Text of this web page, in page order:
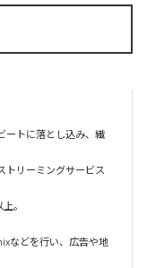
ートに落とし込み、繊
トリーミングサービス
。
などを行い、広告や地